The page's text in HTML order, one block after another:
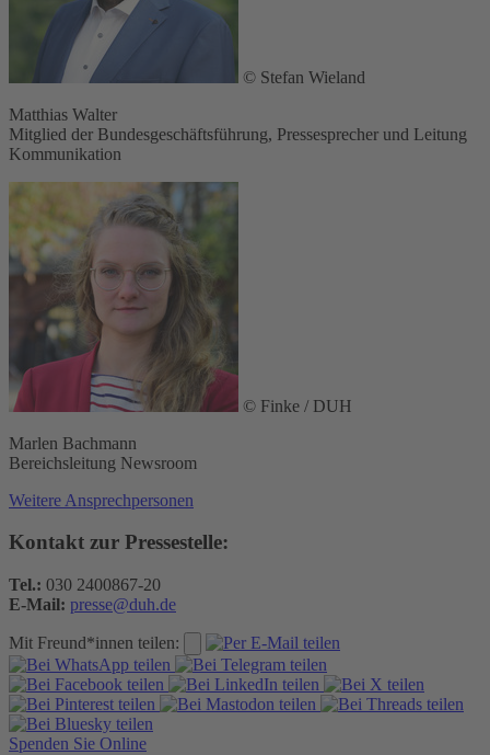
© Stefan Wieland
Matthias Walter
Mitglied der Bundesgeschäftsführung, Pressesprecher und Leitung
Kommunikation
© Finke / DUH
Marlen Bachmann
Bereichsleitung Newsroom
Weitere Ansprechpersonen
Kontakt zur Pressestelle:
Tel.: 030 2400867-20
E-Mail: presse@duh.de
Mit Freund*innen teilen:
Spenden Sie Online